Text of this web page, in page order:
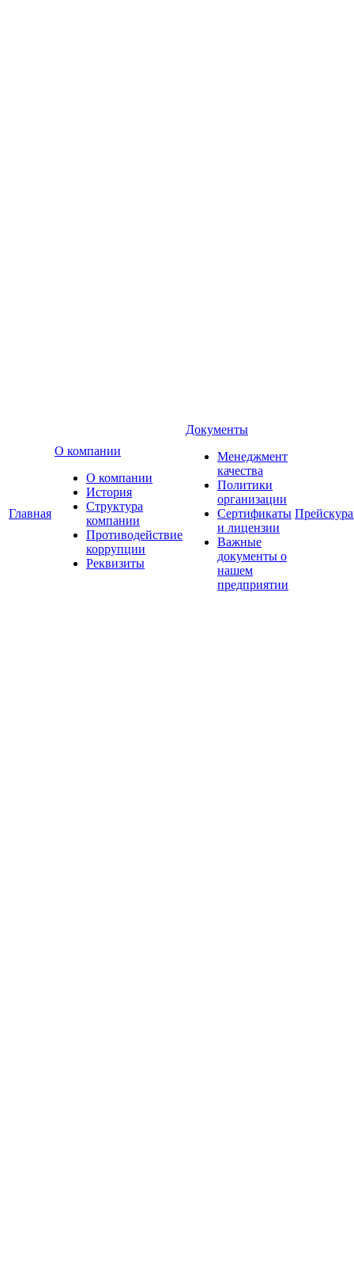
Главная
О компании
О компании
История
Структура
компании
Противодействие
коррупции
Реквизиты
Документы
Менеджмент
качества
Политики
организации
Сертификаты
и лицензии
Важные
документы о
нашем
предприятии